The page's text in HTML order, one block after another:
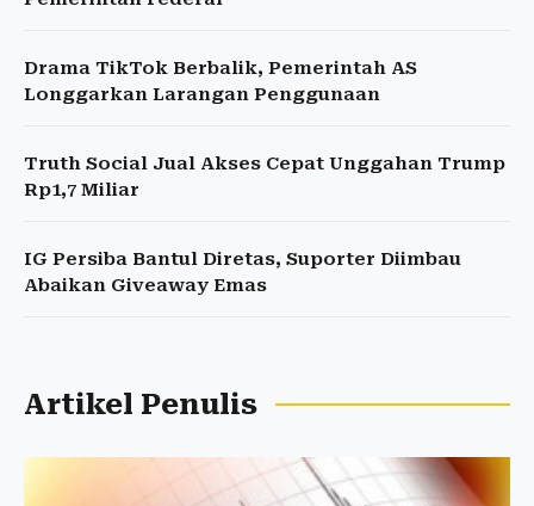
Drama TikTok Berbalik, Pemerintah AS
Longgarkan Larangan Penggunaan
Truth Social Jual Akses Cepat Unggahan Trump
Rp1,7 Miliar
IG Persiba Bantul Diretas, Suporter Diimbau
Abaikan Giveaway Emas
Artikel Penulis